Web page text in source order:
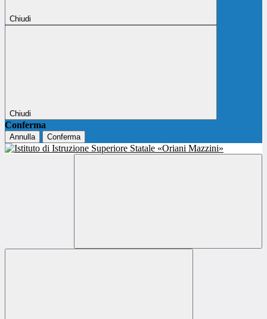
Chiudi
Chiudi
Conferma
Annulla Conferma